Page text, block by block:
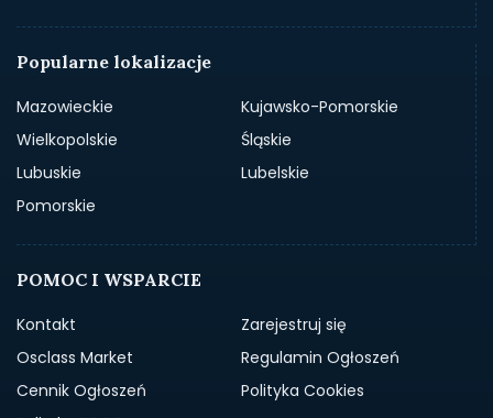
Popularne lokalizacje
Mazowieckie
Kujawsko-Pomorskie
Wielkopolskie
Śląskie
Lubuskie
Lubelskie
Pomorskie
POMOC I WSPARCIE
Kontakt
Zarejestruj się
Osclass Market
Regulamin Ogłoszeń
Cennik Ogłoszeń
Polityka Cookies